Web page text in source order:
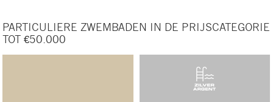
PARTICULIERE ZWEMBADEN IN DE PRIJSCATEGORIE
TOT €50.000